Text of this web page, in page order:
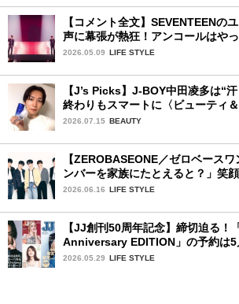
【コメント全文】SEVENTEENの
声に幕張が熱狂！アンコールはや
初日レポ：後編
2026.05.09 LIFE STYLE
【J’s Picks】J-BOY中田凌多は“
終わりもスマートに〈ビューティ
需品〉
2026.07.15 BEAUTY
【ZEROBASEONE／ゼロベース
ンバーを家族にたとえると？」笑
ー♡
2026.06.16 LIFE STYLE
【JJ創刊50周年記念】締切迫る！
Anniversary EDITION」の予約は5
2026.05.29 LIFE STYLE